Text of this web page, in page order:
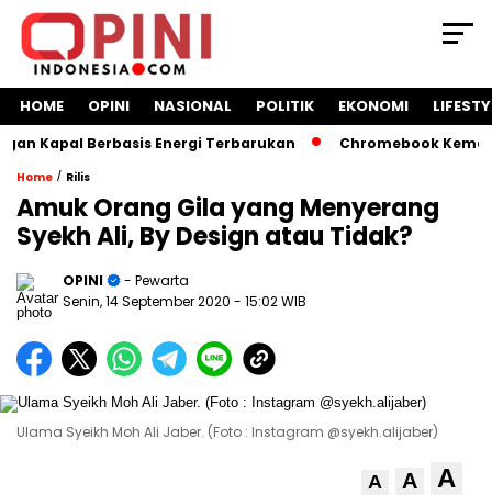
HOME OPINI NASIONAL POLITIK EKONOMI
Kapal Berbasis Energi Terbarukan Chromebook
Home / Rilis
Amuk Orang Gila yang Menyerang
Syekh Ali, By Design atau Tidak?
OPINI
- Pewarta
Senin, 14 September 2020 - 15:02 WIB
Ulama Syeikh Moh Ali Jaber. (Foto : Instagram @syekh.alijaber)
A A A